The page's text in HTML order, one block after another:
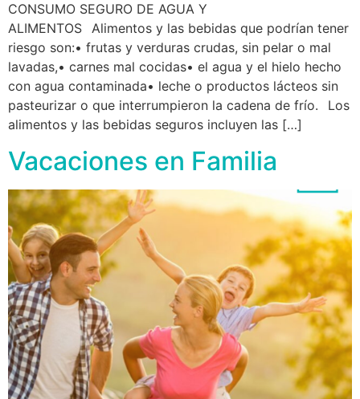
CONSUMO SEGURO DE AGUA Y
ALIMENTOS⠀Alimentos y las bebidas que podrían tener
riesgo son:• frutas y verduras crudas, sin pelar o mal
lavadas,• carnes mal cocidas• el agua y el hielo hecho
con agua contaminada• leche o productos lácteos sin
pasteurizar o que interrumpieron la cadena de frío.⠀Los
alimentos y las bebidas seguros incluyen las […]
Vacaciones en Familia